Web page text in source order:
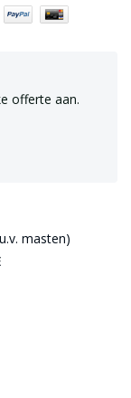
offerte aan.
masten)